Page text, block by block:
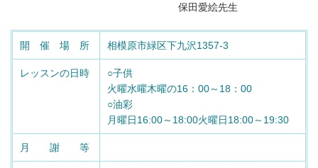
保田愛絵先生
開 催 場 所 相模原市緑区下九沢1357-3
レッスンの日時
○子供
火曜水曜木曜の16：00～18：00
○油彩
月曜日16:00～18:00火曜日18:00～19:30
月 謝 等